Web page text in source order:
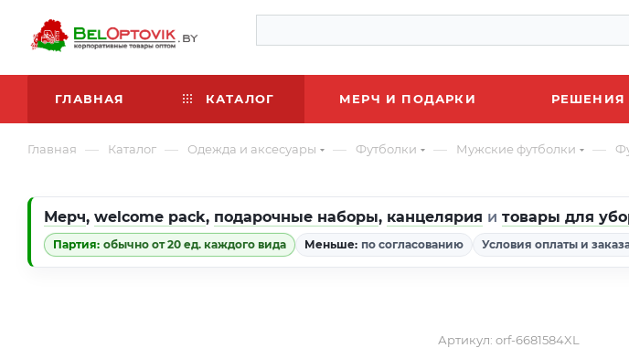
ГЛАВНАЯ КАТАЛОГ МЕРЧ И ПОДАРКИ РЕШЕНИЯ
Главная — Каталог — Одежда и аксесуары — Футболки — Мужские футболки —
Мерч, welcome pack, подарочные наборы, канцелярия и товары для
Партия: обычно от 20 ед. каждого вида Меньше: по согласованию Условия оплаты и
Артикул: orf-6681584XL